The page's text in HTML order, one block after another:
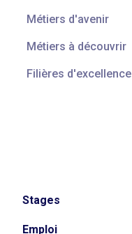
Métiers d'avenir
Métiers à découvrir
Filières d'excellence
Stages
Emploi